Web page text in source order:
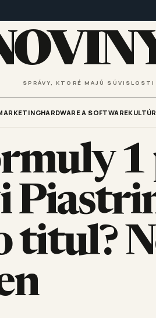
SPRÁVY, KTORÉ MAJÚ SÚVISLOSTI
HARDWARE A SOFTWARE
1
titul?